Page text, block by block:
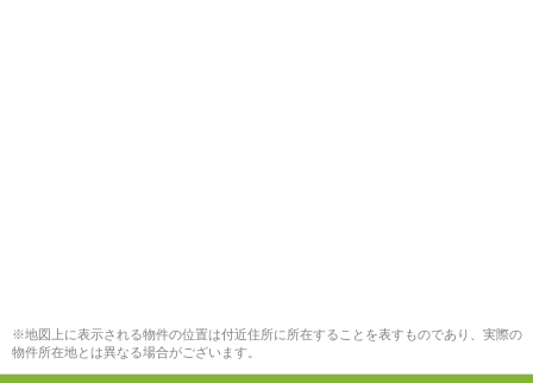
※地図上に表示される物件の位置は付近住所に所在することを表すものであり、実際の
物件所在地とは異なる場合がございます。